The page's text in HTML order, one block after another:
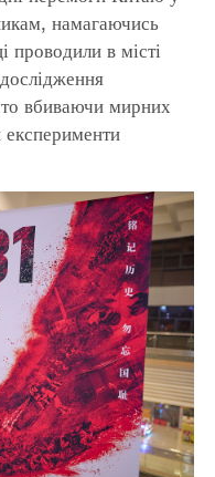
намагаючись
проводили в місті
вбиваючи мирних
експерименти